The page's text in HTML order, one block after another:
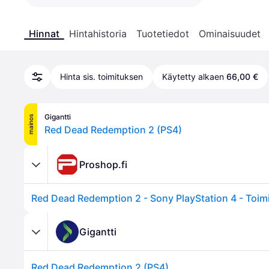
Hinnat Hintahistoria Tuotetiedot Ominaisuudet
Hinta sis. toimituksen Käytetty alkaen 66,00 €
mainos Gigantti
Red Dead Redemption 2 (PS4)
Proshop.fi
Red Dead Redemption 2 - Sony PlayStation 4 -
Gigantti